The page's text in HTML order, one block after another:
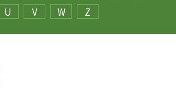
U V W Z